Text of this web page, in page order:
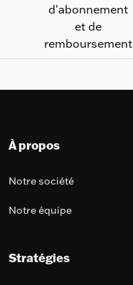
d'abonnement
et de
remboursement
À propos
Notre société
Notre équipe
Stratégies